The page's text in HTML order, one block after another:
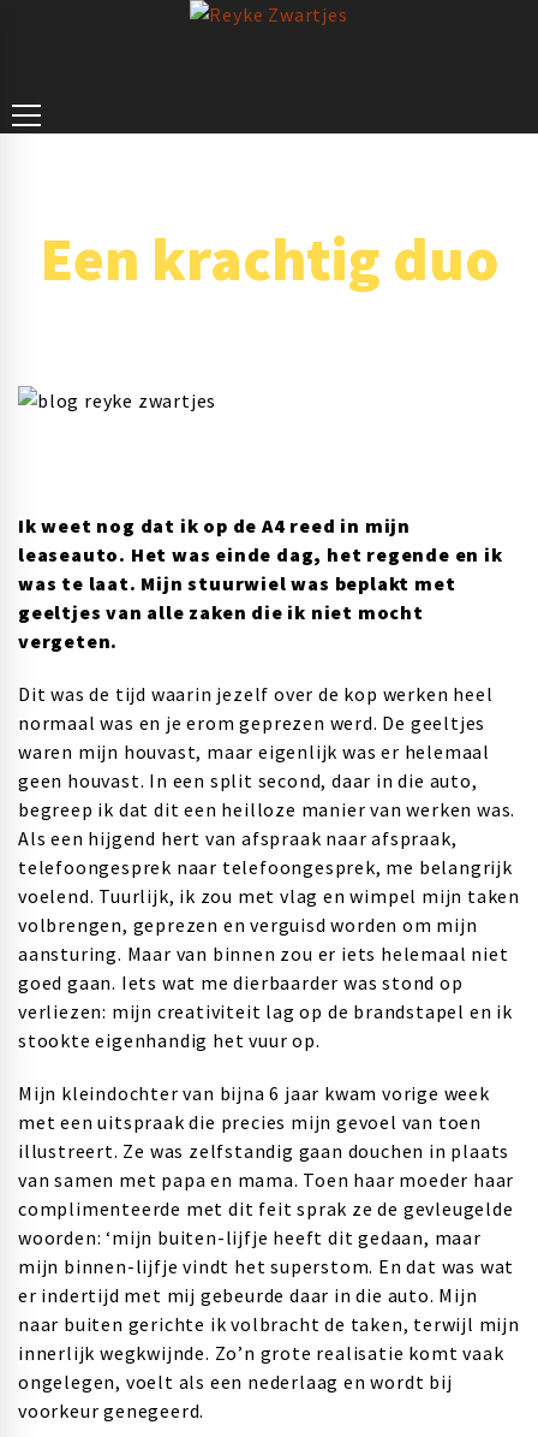
Een krachtig duo
Ik weet nog dat ik op de A4 reed in mijn
leaseauto. Het was einde dag, het regende en ik
was te laat. Mijn stuurwiel was beplakt met
geeltjes van alle zaken die ik niet mocht
vergeten.
Dit was de tijd waarin jezelf over de kop werken heel
normaal was en je erom geprezen werd. De geeltjes
waren mijn houvast, maar eigenlijk was er helemaal
geen houvast. In een split second, daar in die auto,
begreep ik dat dit een heilloze manier van werken was.
Als een hijgend hert van afspraak naar afspraak,
telefoongesprek naar telefoongesprek, me belangrijk
voelend. Tuurlijk, ik zou met vlag en wimpel mijn taken
volbrengen, geprezen en verguisd worden om mijn
aansturing. Maar van binnen zou er iets helemaal niet
goed gaan. Iets wat me dierbaarder was stond op
verliezen: mijn creativiteit lag op de brandstapel en ik
stookte eigenhandig het vuur op.
Mijn kleindochter van bijna 6 jaar kwam vorige week
met een uitspraak die precies mijn gevoel van toen
illustreert. Ze was zelfstandig gaan douchen in plaats
van samen met papa en mama. Toen haar moeder haar
complimenteerde met dit feit sprak ze de gevleugelde
woorden: ‘mijn buiten-lijfje heeft dit gedaan, maar
mijn binnen-lijfje vindt het superstom. En dat was wat
er indertijd met mij gebeurde daar in die auto. Mijn
naar buiten gerichte ik volbracht de taken, terwijl mijn
innerlijk wegkwijnde. Zo’n grote realisatie komt vaak
ongelegen, voelt als een nederlaag en wordt bij
voorkeur genegeerd.